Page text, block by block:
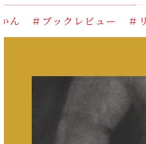
ックレビュー ＃リウマチ